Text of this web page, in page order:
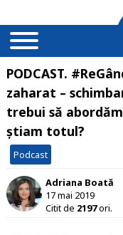
PODCAST.
zaharat –
trebui să
știam totul?
Podcast
Adriana Boată
17 mai 2019
Citit de 2197ori.